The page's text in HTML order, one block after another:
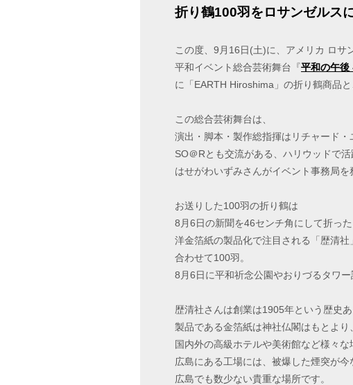
折り鶴100羽をロサンゼルス
この度、9月16日(土)に、アメリカ ロサ
平和イベント総合芸術舞台『平和の午後
に「EARTH Hiroshima」の折り鶴商品
この総合芸術舞台は、
演出・脚本・製作総指揮はリチャード・
SO＠Rとも交流がある、ハリウッドで
はせがわいずみさんがイベント事務局を
お送りした100羽の折り鶴は
8月6日の新聞を46センチ角にして折っ
洋金箔紙の製品化で注目される「歴清社
合わせて100羽。
8月6日に平和祈念公園やおりづるタワ
歴清社さんは創業は1905年という歴史
製品である金箔紙は神社仏閣はもとより、
国内外の高級ホテルや美術館など様々な
広島にある工場には、被爆した煙突が今
広島でも数少ない貴重な場所です。